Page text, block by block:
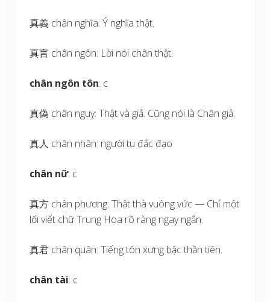
真義 chân nghĩa: Ý nghĩa thật.
真言 chân ngôn: Lời nói chân thật.
chân ngôn tôn: c
真偽 chân nguỵ: Thật và giả. Cũng nói là Chân giả.
真人 chân nhân: người tu đắc đạo
chân nữ: c
真方 chân phương: Thật thà vuông vức — Chỉ một
lối viết chữ Trung Hoa rõ ràng ngay ngắn.
真君 chân quân: Tiếng tôn xưng bậc thần tiên.
chân tài: c